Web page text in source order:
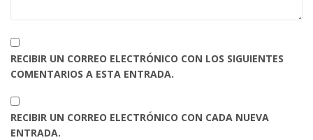
RECIBIR UN CORREO ELECTRÓNICO CON LOS SIGUIENTES
COMENTARIOS A ESTA ENTRADA.
RECIBIR UN CORREO ELECTRÓNICO CON CADA NUEVA
ENTRADA.